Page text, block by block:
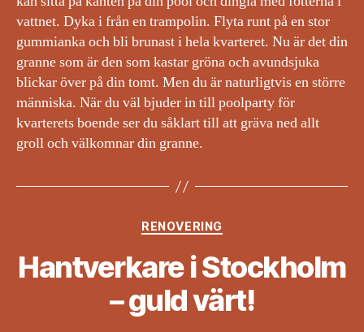
vattnet. Dyka i från en trampolin. Flyta runt på en stor
gummianka och bli brunast i hela kvarteret. Nu är det din
granne som är den som kastar gröna och avundsjuka
blickar över på din tomt. Men du är naturligtvis en större
människa. När du väl bjuder in till poolparty för
kvarterets boende ser du såklart till att gräva ned allt
groll och välkomnar din granne.
Kategorier
RENOVERING
Hantverkare i Stockholm
– guld värt!